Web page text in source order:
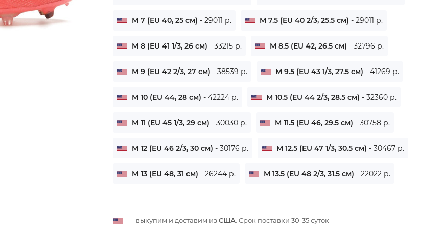
M 7 (EU 40, 25 см) - 29011 р. M 7.5 (EU 40 2/3, 25.5 см) - 29011 р.
M 8 (EU 41 1/3, 26 см) - 33215 р. M 8.5 (EU 42, 26.5 см) - 32796 р.
M 9 (EU 42 2/3, 27 см) - 38539 р. M 9.5 (EU 43 1/3, 27.5 см) - 41269 р.
M 10 (EU 44, 28 см) - 42224 р. M 10.5 (EU 44 2/3, 28.5 см) - 32360 р.
M 11 (EU 45 1/3, 29 см) - 30030 р. M 11.5 (EU 46, 29.5 см) - 30758 р.
M 12 (EU 46 2/3, 30 см) - 30176 р. M 12.5 (EU 47 1/3, 30.5 см) - 30467 р.
M 13 (EU 48, 31 см) - 26244 р. M 13.5 (EU 48 2/3, 31.5 см) - 22022 р.
— выкупим и доставим из США . Срок поставки 30-35 суток